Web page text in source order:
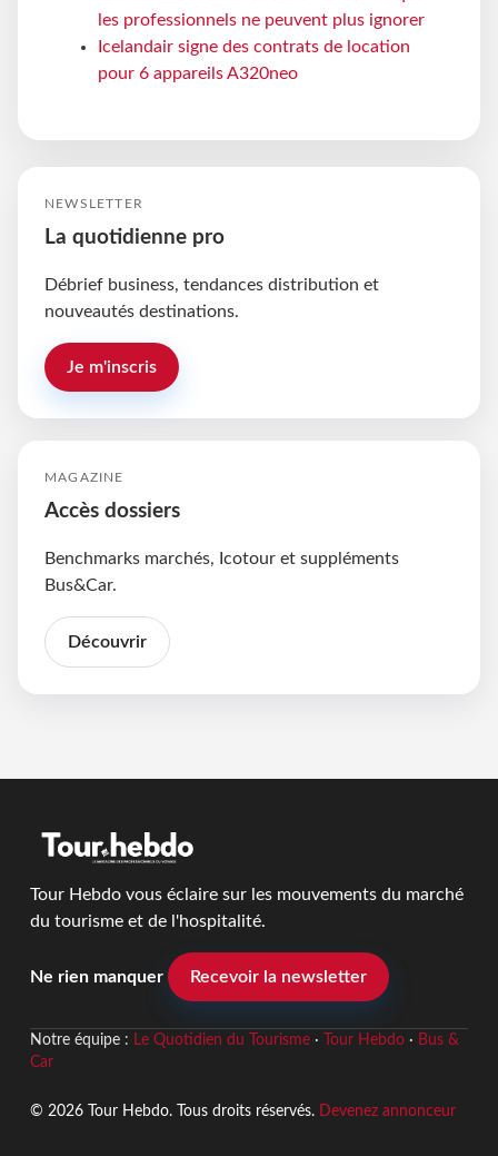
les professionnels ne peuvent plus ignorer
Icelandair signe des contrats de location
pour 6 appareils A320neo
NEWSLETTER
La quotidienne pro
Débrief business, tendances distribution et
nouveautés destinations.
Je m'inscris
MAGAZINE
Accès dossiers
Benchmarks marchés, Icotour et suppléments
Bus&Car.
Découvrir
Tour Hebdo vous éclaire sur les mouvements du marché
du tourisme et de l'hospitalité.
Ne rien manquer Recevoir la newsletter
Notre équipe : Le Quotidien du Tourisme· Tour Hebdo· Bus &
Car
© 2026 Tour Hebdo. Tous droits réservés. Devenez annonceur